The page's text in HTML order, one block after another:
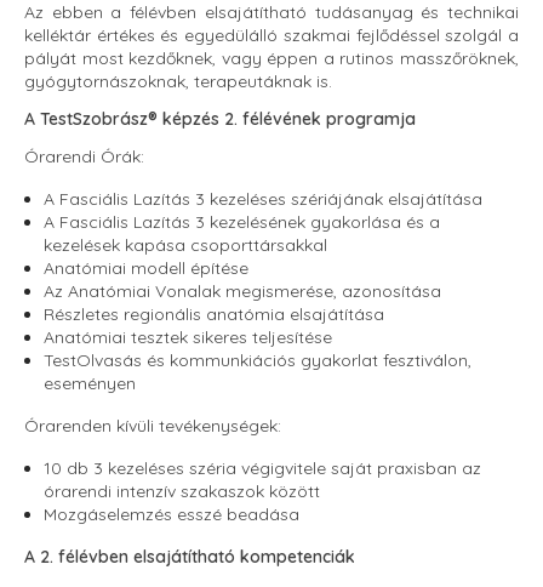
Az ebben a félévben elsajátítható tudásanyag és technikai
kelléktár értékes és egyedülálló szakmai fejlődéssel szolgál a
pályát most kezdőknek, vagy éppen a rutinos masszőröknek,
gyógytornászoknak, terapeutáknak is.
A TestSzobrász® képzés 2. félévének programja
Órarendi Órák:
A Fasciális Lazítás 3 kezeléses szériájának elsajátítása
A Fasciális Lazítás 3 kezelésének gyakorlása és a
kezelések kapása csoporttársakkal
Anatómiai modell építése
Az Anatómiai Vonalak megismerése, azonosítása
Részletes regionális anatómia elsajátítása
Anatómiai tesztek sikeres teljesítése
TestOlvasás és kommunkiációs gyakorlat fesztiválon,
eseményen
Órarenden kívüli tevékenységek:
10 db 3 kezeléses széria végigvitele saját praxisban az
órarendi intenzív szakaszok között
Mozgáselemzés esszé beadása
A 2. félévben elsajátítható kompetenciák